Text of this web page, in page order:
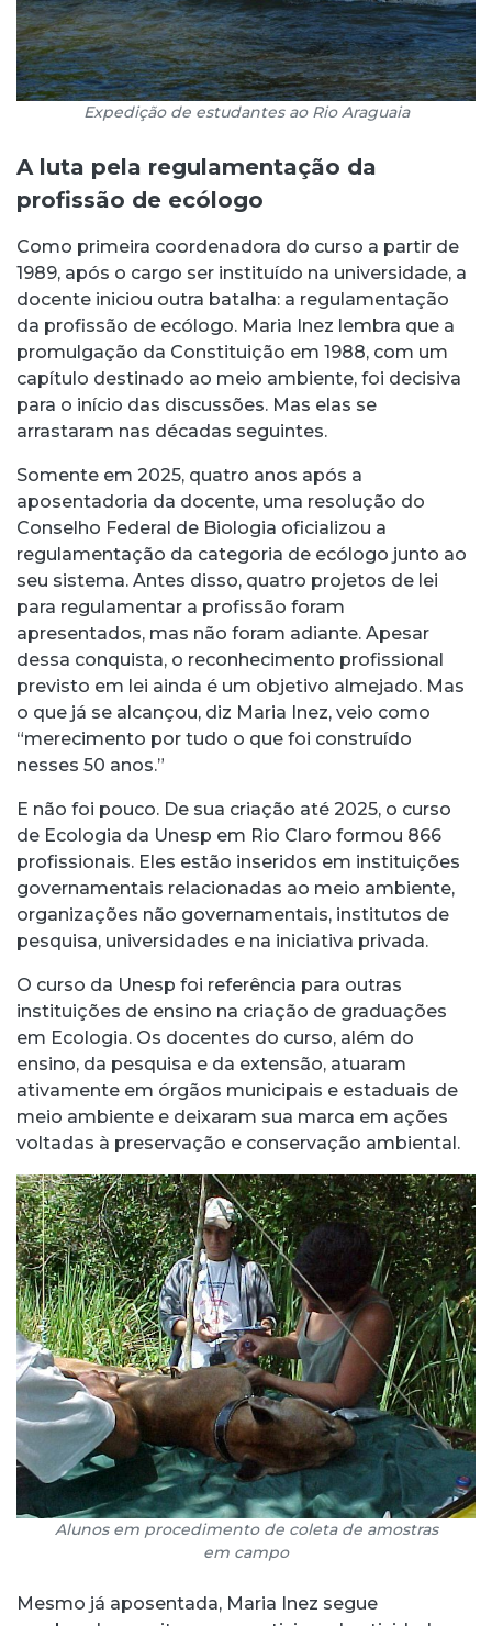
Expedição de estudantes ao Rio Araguaia
A luta pela regulamentação da
profissão de ecólogo
Como primeira coordenadora do curso a partir de
1989, após o cargo ser instituído na universidade, a
docente iniciou outra batalha: a regulamentação
da profissão de ecólogo. Maria Inez lembra que a
promulgação da Constituição em 1988, com um
capítulo destinado ao meio ambiente, foi decisiva
para o início das discussões. Mas elas se
arrastaram nas décadas seguintes.
Somente em 2025, quatro anos após a
aposentadoria da docente, uma resolução do
Conselho Federal de Biologia oficializou a
regulamentação da categoria de ecólogo junto ao
seu sistema. Antes disso, quatro projetos de lei
para regulamentar a profissão foram
apresentados, mas não foram adiante. Apesar
dessa conquista, o reconhecimento profissional
previsto em lei ainda é um objetivo almejado. Mas
o que já se alcançou, diz Maria Inez, veio como
“merecimento por tudo o que foi construído
nesses 50 anos.”
E não foi pouco. De sua criação até 2025, o curso
de Ecologia da Unesp em Rio Claro formou 866
profissionais. Eles estão inseridos em instituições
governamentais relacionadas ao meio ambiente,
organizações não governamentais, institutos de
pesquisa, universidades e na iniciativa privada.
O curso da Unesp foi referência para outras
instituições de ensino na criação de graduações
em Ecologia. Os docentes do curso, além do
ensino, da pesquisa e da extensão, atuaram
ativamente em órgãos municipais e estaduais de
meio ambiente e deixaram sua marca em ações
voltadas à preservação e conservação ambiental.
Alunos em procedimento de coleta de amostras
em campo
Mesmo já aposentada, Maria Inez segue